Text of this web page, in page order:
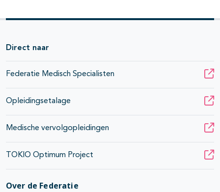
Direct naar
Federatie Medisch Specialisten
Opleidingsetalage
Medische vervolgopleidingen
TOKIO Optimum Project
Over de Federatie